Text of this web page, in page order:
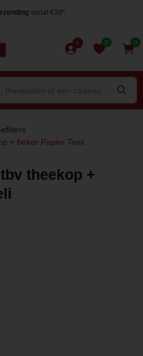
vanaf €39*
0 0
+ beker Papier Teeli
theekop +